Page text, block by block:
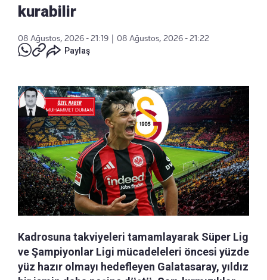
kurabilir
08 Ağustos, 2026 - 21:19
08 Ağustos, 2026 - 21:22
Paylaş
Kadrosuna takviyeleri tamamlayarak Süper Lig
ve Şampiyonlar Ligi mücadeleleri öncesi yüzde
yüz hazır olmayı hedefleyen Galatasaray, yıldız